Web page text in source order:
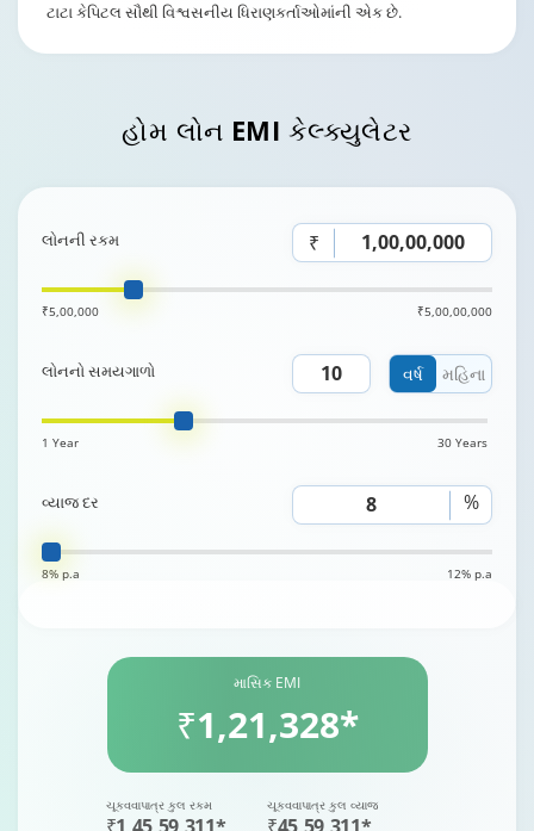
ટાટા કેપિટલ સૌથી વિશ્વસનીય ધિરાણકર્તાઓમાંની એક છે.
હોમ લોન EMI કેલ્ક્યુલેટર
લોનની રકમ ₹
₹5,00,000 ₹5,00,00,000
વર્ષ મહિના
લોનનો સમયગાળો
1 Year 30 Years
વ્યાજ દર %
8% p.a 12% p.a
માસિક EMI
₹1,21,328*
ચૂકવવાપાત્ર કુલ રકમ ચૂકવવાપાત્ર કુલ વ્યાજ